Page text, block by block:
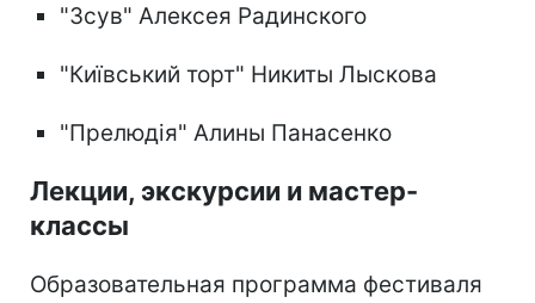
"Зсув" Алексея Радинского
"Київський торт" Никиты Лыскова
"Прелюдія" Алины Панасенко
Лекции, экскурсии и мастер-
классы
Образовательная программа фестиваля